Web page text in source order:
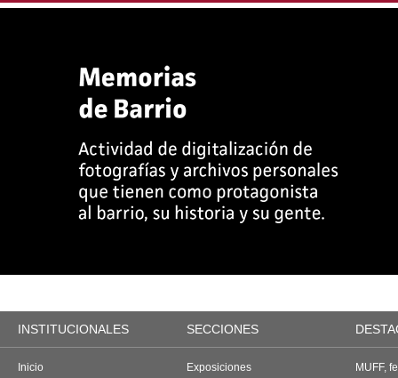
INSTITUCIONALES SECCIONES
Inicio
Exposiciones
MUFF,